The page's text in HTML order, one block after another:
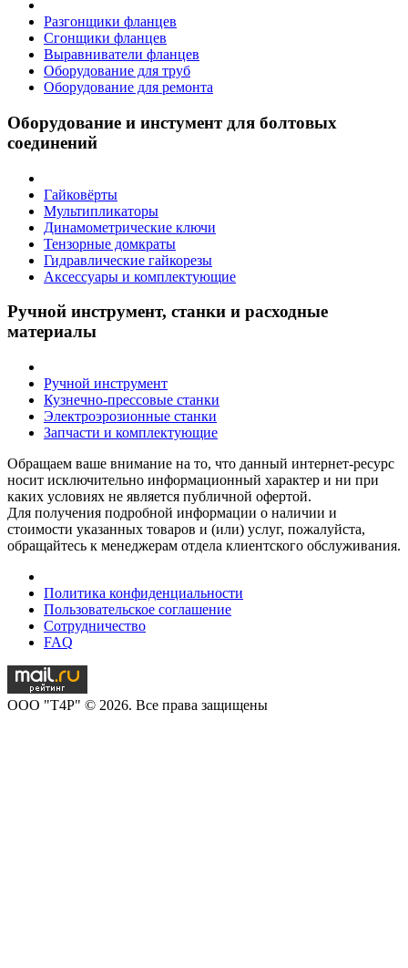
Разгонщики фланцев
Сгонщики фланцев
Выравниватели фланцев
Оборудование для труб
Оборудование для ремонта
Оборудование и инстумент для болтовых
соединений
Гайковёрты
Мультипликаторы
Динамометрические ключи
Тензорные домкраты
Гидравлические гайкорезы
Аксессуары и комплектующие
Ручной инструмент, станки и расходные
материалы
Ручной инструмент
Кузнечно-прессовые станки
Электроэрозионные станки
Запчасти и комплектующие
Обращаем ваше внимание на то, что данный интернет-ресурс
носит исключительно информационный характер и ни при
каких условиях не является публичной офертой.
Для получения подробной информации о наличии и
стоимости указанных товаров и (или) услуг, пожалуйста,
обращайтесь к менеджерам отдела клиентского обслуживания.
Политика конфиденциальности
Пользовательское соглашение
Сотрудничество
FAQ
OOO "T4P" © 2026. Все права защищены